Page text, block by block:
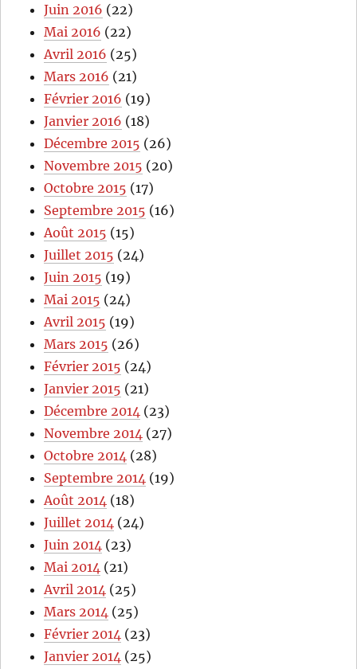
Juin 2016 (22)
Mai 2016 (22)
Avril 2016 (25)
Mars 2016 (21)
Février 2016 (19)
Janvier 2016 (18)
Décembre 2015 (26)
Novembre 2015 (20)
Octobre 2015 (17)
Septembre 2015 (16)
Août 2015 (15)
Juillet 2015 (24)
Juin 2015 (19)
Mai 2015 (24)
Avril 2015 (19)
Mars 2015 (26)
Février 2015 (24)
Janvier 2015 (21)
Décembre 2014 (23)
Novembre 2014 (27)
Octobre 2014 (28)
Septembre 2014 (19)
Août 2014 (18)
Juillet 2014 (24)
Juin 2014 (23)
Mai 2014 (21)
Avril 2014 (25)
Mars 2014 (25)
Février 2014 (23)
Janvier 2014 (25)